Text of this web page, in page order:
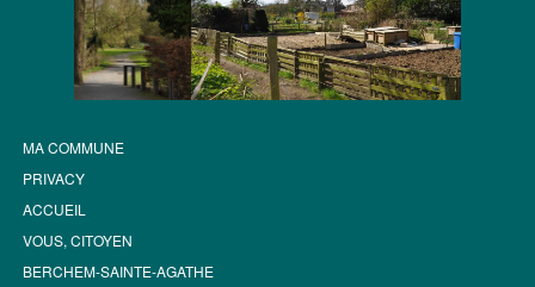
MA COMMUNE
PRIVACY
ACCUEIL
VOUS, CITOYEN
BERCHEM-SAINTE-AGATHE